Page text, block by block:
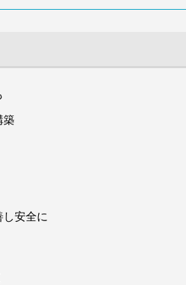
築
する協定締結式を行った。三重県
小松島市、宮城優社長）は８日、
安全に